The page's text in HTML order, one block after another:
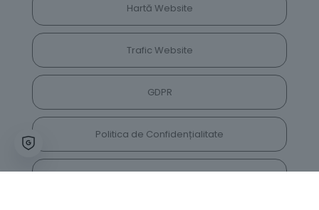
Hartă Website
Trafic Website
GDPR
Politica de Confidențialitate
Vrei să lași feedback despre site? Părerea ta ne